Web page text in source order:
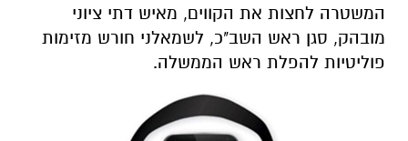
המשטרה לחצות את הקווים, מאיש דתי ציוני
מובהק, סגן ראש השב"כ, לשמאלני חורש מזימות
פוליטיות להפלת ראש הממשלה.